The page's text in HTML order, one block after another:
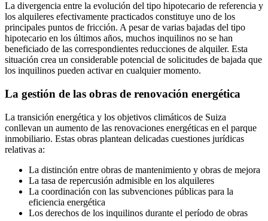
La divergencia entre la evolución del tipo hipotecario de referencia y
los alquileres efectivamente practicados constituye uno de los
principales puntos de fricción. A pesar de varias bajadas del tipo
hipotecario en los últimos años, muchos inquilinos no se han
beneficiado de las correspondientes reducciones de alquiler. Esta
situación crea un considerable potencial de solicitudes de bajada que
los inquilinos pueden activar en cualquier momento.
La gestión de las obras de renovación energética
La transición energética y los objetivos climáticos de Suiza
conllevan un aumento de las renovaciones energéticas en el parque
inmobiliario. Estas obras plantean delicadas cuestiones jurídicas
relativas a:
La distinción entre obras de mantenimiento y obras de mejora
La tasa de repercusión admisible en los alquileres
La coordinación con las subvenciones públicas para la
eficiencia energética
Los derechos de los inquilinos durante el período de obras